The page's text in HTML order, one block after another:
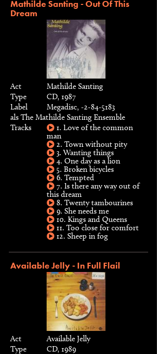
Mathilde Santing - Out Of This
Dream
Act
Mathilde Santing
Type
CD, 1987
Label
Megadisc, -2-84-5183
als The Mathilde Santing Ensemble
Tracks
1. Love of the common
man
2. Town without pity
3. Wanting things
4. One day as a lion
5. Broken bicycles
6. Tempted
7. Is there any way out of
this dream
8. Twenty tambourines
9. She needs me
10. Kings and Queens
11. Too close for comfort
12. Sheep in fog
Available Jelly - In Full Flail
Act
Available Jelly
Type
CD, 1989